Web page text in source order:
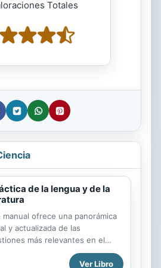
Totales
de la lengua y de la
manual ofrece una panorámica
y actualizada de las
más relevantes en el
de la didáctica de la lengua y
Está estructurado de
Ver Libro